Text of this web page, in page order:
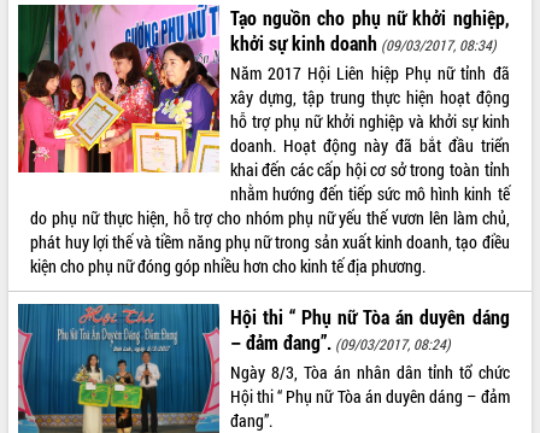
Tạo nguồn cho phụ nữ khởi nghiệp,
khởi sự kinh doanh (09/03/2017, 08:34)
Năm 2017 Hội Liên hiệp Phụ nữ tỉnh đã
xây dựng, tập trung thực hiện hoạt động
hỗ trợ phụ nữ khởi nghiệp và khởi sự kinh
doanh. Hoạt động này đã bắt đầu triển
khai đến các cấp hội cơ sở trong toàn tỉnh
nhằm hướng đến tiếp sức mô hình kinh tế
do phụ nữ thực hiện, hỗ trợ cho nhóm phụ nữ yếu thế vươn lên làm chủ,
phát huy lợi thế và tiềm năng phụ nữ trong sản xuất kinh doanh, tạo điều
kiện cho phụ nữ đóng góp nhiều hơn cho kinh tế địa phương.
Hội thi “ Phụ nữ Tòa án duyên dáng
– đảm đang”. (09/03/2017, 08:24)
Ngày 8/3, Tòa án nhân dân tỉnh tổ chức
Hội thi “ Phụ nữ Tòa án duyên dáng – đảm
đang”.